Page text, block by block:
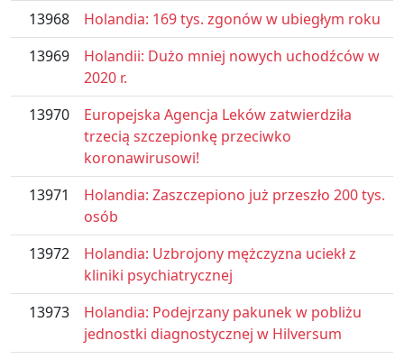
13968
Holandia: 169 tys. zgonów w ubiegłym roku
13969
Holandii: Dużo mniej nowych uchodźców w
2020 r.
13970
Europejska Agencja Leków zatwierdziła
trzecią szczepionkę przeciwko
koronawirusowi!
13971
Holandia: Zaszczepiono już przeszło 200 tys.
osób
13972
Holandia: Uzbrojony mężczyzna uciekł z
kliniki psychiatrycznej
13973
Holandia: Podejrzany pakunek w pobliżu
jednostki diagnostycznej w Hilversum